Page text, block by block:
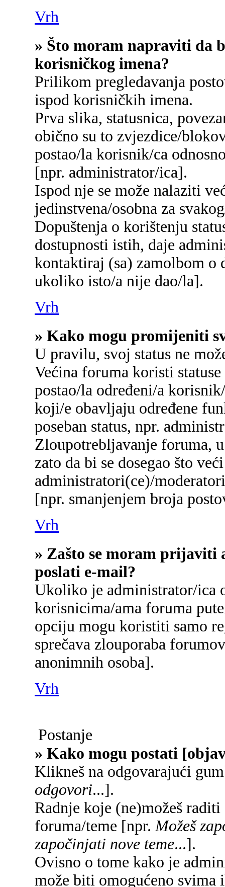
Vrh
» Što moram napraviti da
korisničkog imena?
Prilikom pregledavanja
ispod korisničkih imena.
Prva slika, statusnica,
obično su to zvjezdice/
postao/la korisnik/ca
[npr. administrator/ica].
Ispod nje se može nalaziti
jedinstvena/osobna za
Dopuštenja o korištenju
dostupnosti istih, daje
kontaktiraj (sa) zamolbom o
ukoliko isto/a nije dao/la].
Vrh
» Kako mogu promijeniti
U pravilu, svoj status ne
Većina foruma koristi
postao/la određeni/a
koji/e obavljaju određene
poseban status, npr.
Zloupotrebljavanje foruma,
zato da bi se dosegao što
administratori(ce)/
[npr. smanjenjem broja
Vrh
» Zašto se moram
poslati e-mail?
Ukoliko je administrator/ica
korisnicima/ama foruma
opciju mogu koristiti samo
sprečava zlouporaba
anonimnih osoba].
Vrh
Postanje
» Kako mogu postati
Klikneš na odgovarajući
odgovori...].
Radnje koje (ne)možeš
foruma/teme [npr.Možeš
započinjati nove teme...].
Ovisno o tome kako je
može biti omogućeno